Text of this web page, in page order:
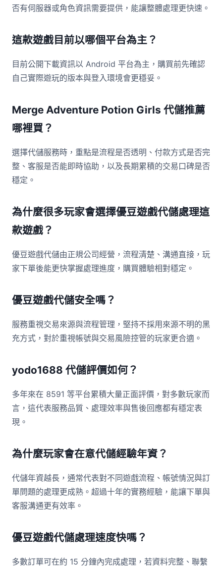
否有伺服器或角色資訊需要提供，能讓整體處理更快速。
這款遊戲目前以哪個平台為主？
目前公開下載資訊以 Android 平台為主，購買前先確認
自己實際遊玩的版本與登入環境會更穩妥。
Merge Adventure Potion Girls 代儲推薦
哪裡買？
選擇代儲服務時，重點是流程是否透明、付款方式是否完
整、客服是否能即時協助，以及長期累積的交易口碑是否
穩定。
為什麼很多玩家會選擇優豆遊戲代儲處理這
款遊戲？
優豆遊戲代儲由正規公司經營，流程清楚、溝通直接，玩
家下單後能更快掌握處理進度，購買體驗相對穩定。
優豆遊戲代儲安全嗎？
服務重視交易來源與流程管理，堅持不採用來源不明的黑
充方式，對於重視帳號與交易風險控管的玩家更合適。
yodo1688 代儲評價如何？
多年來在 8591 等平台累積大量正面評價，對多數玩家而
言，這代表服務品質、處理效率與售後回應都有穩定表
現。
為什麼玩家會在意代儲經驗年資？
代儲年資越長，通常代表對不同遊戲流程、帳號情況與訂
單問題的處理更成熟。超過十年的實務經驗，能讓下單與
客服溝通更有效率。
優豆遊戲代儲處理速度快嗎？
多數訂單可在約 15 分鐘內完成處理，若資料完整、聯繫